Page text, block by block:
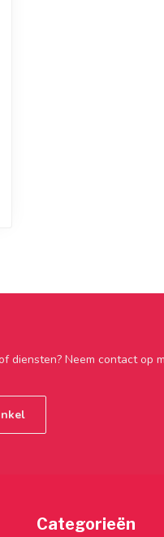
diensten? Neem contact op
Categorieën